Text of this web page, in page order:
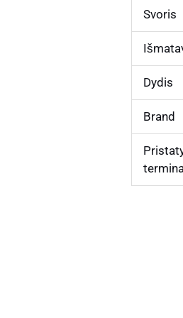
Svoris
Dydis
Brand